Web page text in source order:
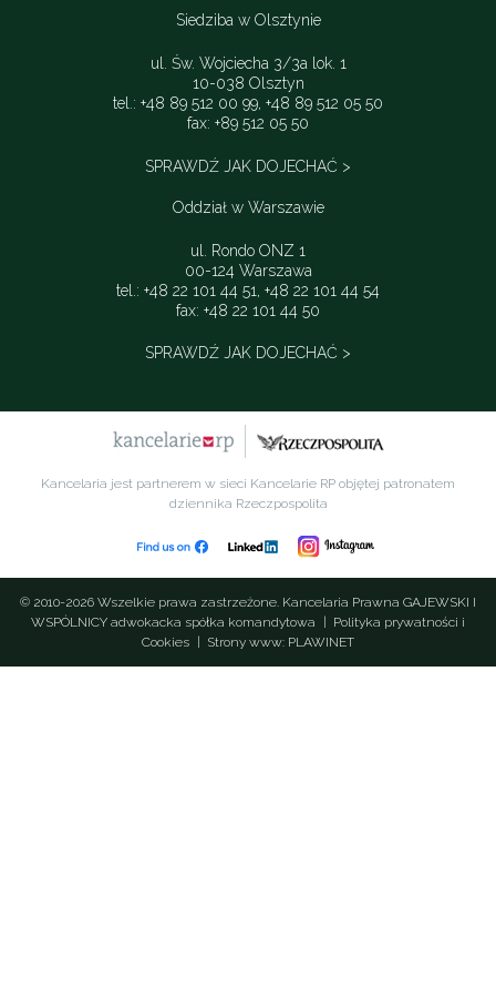
Siedziba w Olsztynie
ul. Św. Wojciecha 3/3a lok. 1
10-038 Olsztyn
tel.: +48 89 512 00 99, +48 89 512 05 50
fax: +89 512 05 50
SPRAWDŹ JAK DOJECHAĆ >
Oddział w Warszawie
ul. Rondo ONZ 1
00-124 Warszawa
tel.: +48 22 101 44 51, +48 22 101 44 54
fax: +48 22 101 44 50
SPRAWDŹ JAK DOJECHAĆ >
Kancelaria jest partnerem w sieci Kancelarie RP objętej patronatem
dziennika Rzeczpospolita
© 2010-2026 Wszelkie prawa zastrzeżone. Kancelaria Prawna GAJEWSKI I
WSPÓLNICY adwokacka spółka komandytowa
Polityka prywatności i
Cookies
Strony www: PLAWINET